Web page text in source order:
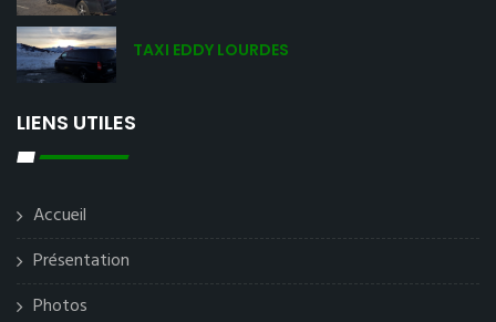
TAXI EDDY LOURDES
LIENS UTILES
Accueil
Présentation
Photos